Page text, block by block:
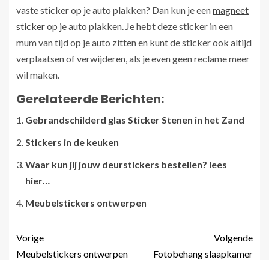
vaste sticker op je auto plakken? Dan kun je eenmagneet
stickerop je auto plakken. Je hebt deze sticker in een
mum van tijd op je auto zitten en kunt de sticker ook altijd
verplaatsen of verwijderen, als je even geen reclame meer
wil maken.
Gerelateerde Berichten:
Gebrandschilderd glas Sticker Stenen in het Zand
Stickers in de keuken
Waar kun jij jouw deurstickers bestellen? lees
hier…
Meubelstickers ontwerpen
Vorige
Meubelstickers ontwerpen
Volgende
Fotobehang slaapkamer